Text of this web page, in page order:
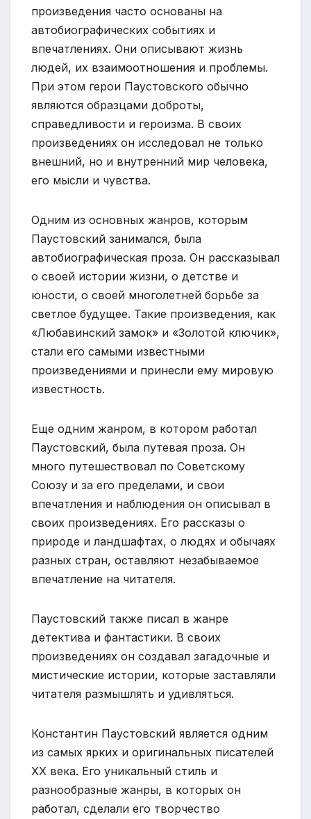
произведения часто основаны на
автобиографических событиях и
впечатлениях. Они описывают жизнь
людей, их взаимоотношения и проблемы.
При этом герои Паустовского обычно
являются образцами доброты,
справедливости и героизма. В своих
произведениях он исследовал не только
внешний, но и внутренний мир человека,
его мысли и чувства.
Одним из основных жанров, которым
Паустовский занимался, была
автобиографическая проза. Он рассказывал
о своей истории жизни, о детстве и
юности, о своей многолетней борьбе за
светлое будущее. Такие произведения, как
«Любавинский замок» и «Золотой ключик»,
стали его самыми известными
произведениями и принесли ему мировую
известность.
Еще одним жанром, в котором работал
Паустовский, была путевая проза. Он
много путешествовал по Советскому
Союзу и за его пределами, и свои
впечатления и наблюдения он описывал в
своих произведениях. Его рассказы о
природе и ландшафтах, о людях и обычаях
разных стран, оставляют незабываемое
впечатление на читателя.
Паустовский также писал в жанре
детектива и фантастики. В своих
произведениях он создавал загадочные и
мистические истории, которые заставляли
читателя размышлять и удивляться.
Константин Паустовский является одним
из самых ярких и оригинальных писателей
XX века. Его уникальный стиль и
разнообразные жанры, в которых он
работал, сделали его творчество